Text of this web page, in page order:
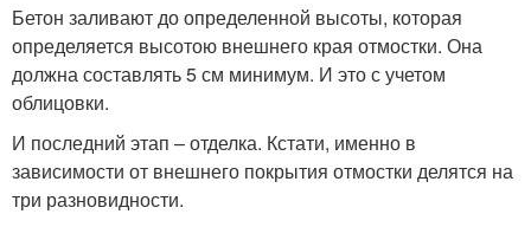
Бетон заливают до определенной высоты, которая
определяется высотою внешнего края отмостки. Она
должна составлять 5 см минимум. И это с учетом
облицовки.
И последний этап – отделка. Кстати, именно в
зависимости от внешнего покрытия отмостки делятся на
три разновидности.